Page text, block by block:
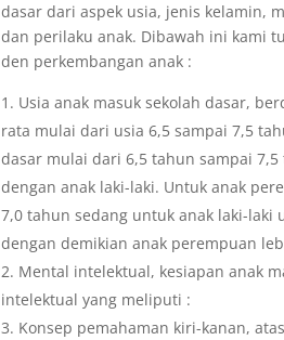
dasar dari aspek usia, jenis kelamin,
dan perilaku anak. Dibawah ini kami
den perkembangan anak :
Usia anak masuk sekolah dasar,
rata mulai dari usia 6,5 sampai 7,5
dasar mulai dari 6,5 tahun sampai
dengan anak laki-laki. Untuk anak
7,0 tahun sedang untuk anak laki-laki
dengan demikian anak perempuan
Mental intelektual, kesiapan anak
intelektual yang meliputi :
Konsep pemahaman kiri-kanan,